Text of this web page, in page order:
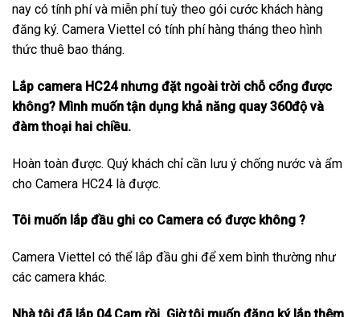
nay có tính phí và miễn phí tuỳ theo gói cước khách hàng
đăng ký. Camera Viettel có tính phí hàng tháng theo hình
thức thuê bao tháng.
Lắp camera HC24 nhưng đặt ngoài trời chỗ cổng được
không? Mình muốn tận dụng khả năng quay 360độ và
đàm thoại hai chiều.
Hoàn toàn được. Quý khách chỉ cần lưu ý chống nước và ẩm
cho Camera HC24 là được.
Tôi muốn lắp đầu ghi co Camera có được không ?
Camera Viettel có thể lắp đầu ghi để xem bình thường như
các camera khác.